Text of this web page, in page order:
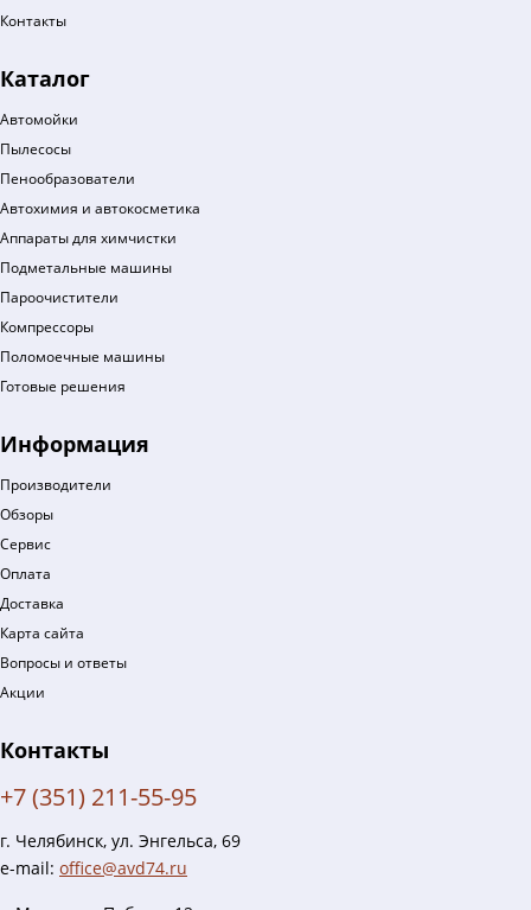
Контакты
Каталог
Автомойки
Пылесосы
Пенообразователи
Автохимия и автокосметика
Аппараты для химчистки
Подметальные машины
Пароочистители
Компрессоры
Поломоечные машины
Готовые решения
Информация
Производители
Обзоры
Сервис
Оплата
Доставка
Карта сайта
Вопросы и ответы
Акции
Контакты
+7 (351) 211-55-95
г. Челябинск, ул. Энгельса, 69
e-mail: office@avd74.ru